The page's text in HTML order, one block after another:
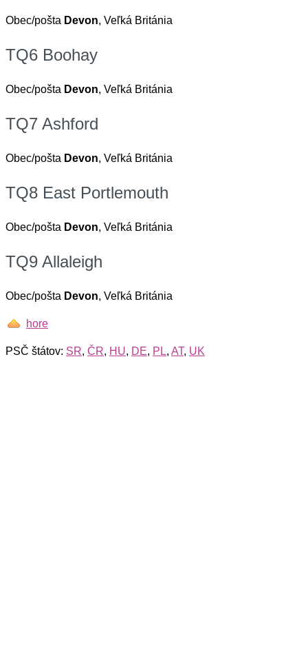
Obec/pošta Devon, Veľká Británia
TQ6 Boohay
Obec/pošta Devon, Veľká Británia
TQ7 Ashford
Obec/pošta Devon, Veľká Británia
TQ8 East Portlemouth
Obec/pošta Devon, Veľká Británia
TQ9 Allaleigh
Obec/pošta Devon, Veľká Británia
hore
PSČ štátov: SR, ČR, HU, DE, PL, AT, UK